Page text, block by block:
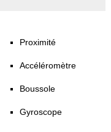
Proximité
Accéléromètre
Boussole
Gyroscope